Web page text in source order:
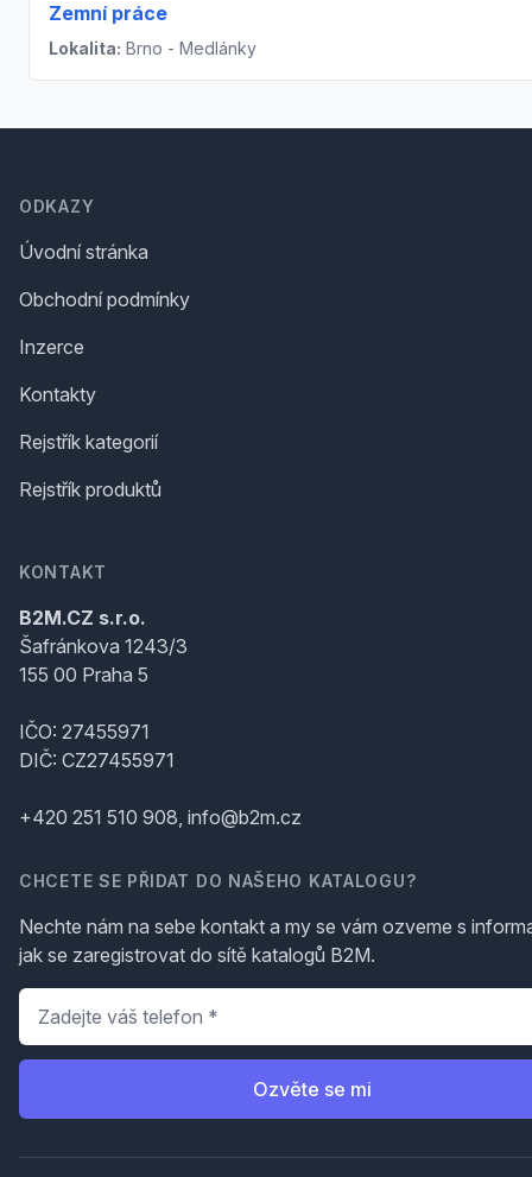
Zemní práce
Lokalita: Brno - Medlánky
ODKAZY
Úvodní stránka
Obchodní podmínky
Inzerce
Kontakty
Rejstřík kategorií
Rejstřík produktů
KONTAKT
B2M.CZ s.r.o.
Šafránkova 1243/3
155 00 Praha 5
IČO: 27455971
DIČ: CZ27455971
+420 251 510 908, info@b2m.cz
CHCETE SE PŘIDAT DO NAŠEHO KATALOGU?
Nechte nám na sebe kontakt a my se vám ozveme s
jak se zaregistrovat do sítě katalogů B2M.
Telefon
Ozvěte se mi